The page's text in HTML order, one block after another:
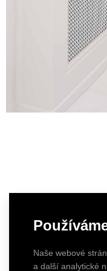
Naše webové
a další analytické